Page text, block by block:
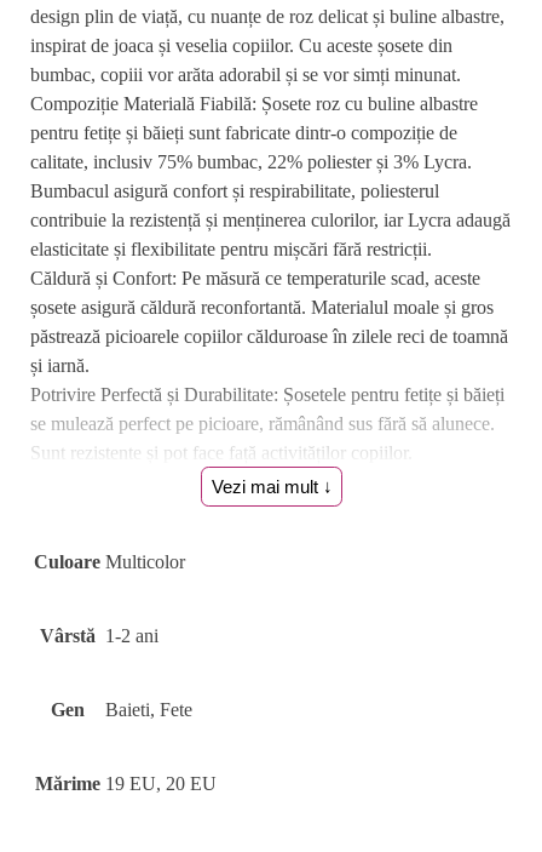
design plin de viață, cu nuanțe de roz delicat și buline albastre,
inspirat de joaca și veselia copiilor. Cu aceste șosete din
bumbac, copiii vor arăta adorabil și se vor simți minunat.
Compoziție Materială Fiabilă: Șosete roz cu buline albastre
pentru fetițe și băieți sunt fabricate dintr-o compoziție de
calitate, inclusiv 75% bumbac, 22% poliester și 3% Lycra.
Bumbacul asigură confort și respirabilitate, poliesterul
contribuie la rezistență și menținerea culorilor, iar Lycra adaugă
elasticitate și flexibilitate pentru mișcări fără restricții.
Căldură și Confort: Pe măsură ce temperaturile scad, aceste
șosete asigură căldură reconfortantă. Materialul moale și gros
păstrează picioarele copiilor călduroase în zilele reci de toamnă
și iarnă.
Potrivire Perfectă și Durabilitate: Șosetele pentru fetițe și băieți
se mulează perfect pe picioare, rămânând sus fără să alunece.
Sunt rezistente și pot face față activităților copiilor.
Versatilitate și Stil: Ciorapii pentru copii se potrivesc la școală,
în timpul jocurilor în aer liber sau la evenimente speciale.
Sezonul Toamnă și Iarnă: Cu aceste șosete clasice destinate
sezonul rece.
Vezi mai mult ↓
Culoare Multicolor
Vârstă 1-2 ani
Gen Baieti, Fete
Mărime 19 EU, 20 EU